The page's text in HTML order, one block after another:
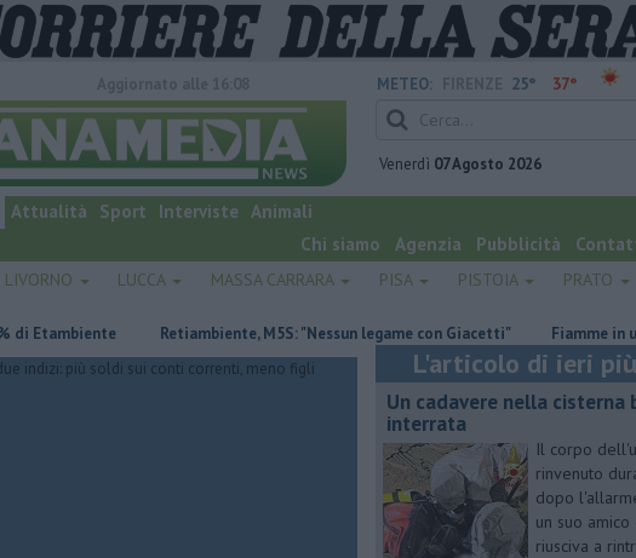
METEO: 25° 37°
Venerdì 07 Agosto 2026
Attualità Sport Interviste Animali
Chi siamo
Agenzia Pubblicità
LIVORNO LUCCA MASSA CARRARA PISA PISTOIA PRATO
Retiambiente, M5S: "Nessun legame con Giacetti" Fiamme in un
L'articolo di ieri
Un cadavere nella cisterna
interrata
Il corpo
rinvenuto
dopo
un suo amico
riusciva a